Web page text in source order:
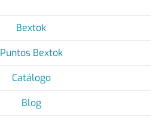
Bextok
Puntos Bextok
Catálogo
Blog